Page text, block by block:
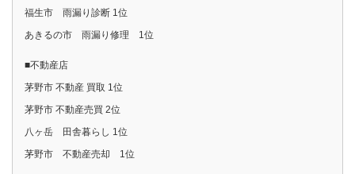
福生市 雨漏り診断 1位
あきるの市 雨漏り修理 1位
■不動産店
茅野市 不動産 買取 1位
茅野市 不動産売買 2位
八ヶ岳 田舎暮らし 1位
茅野市 不動産売却 1位